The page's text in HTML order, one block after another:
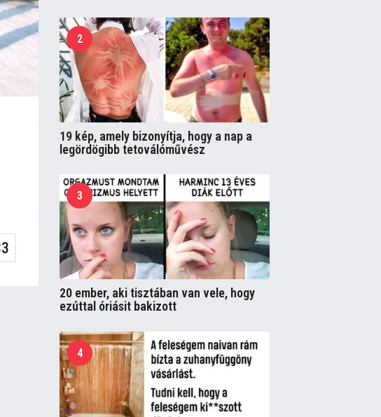
2
19 kép, amely bizonyítja, hogy a nap a
legördögibb tetoválóművész
3
20 ember, aki tisztában van vele, hogy
ezúttal óriásit bakizott
4